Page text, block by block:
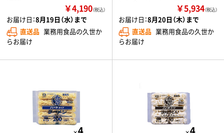
￥4,190（税込）
お届け日：8月19日（水）まで
直送品 業務用食品の久世か
らお届け
￥5,934（税込）
お届け日：8月20日（木）まで
直送品 業務用食品の久世か
らお届け